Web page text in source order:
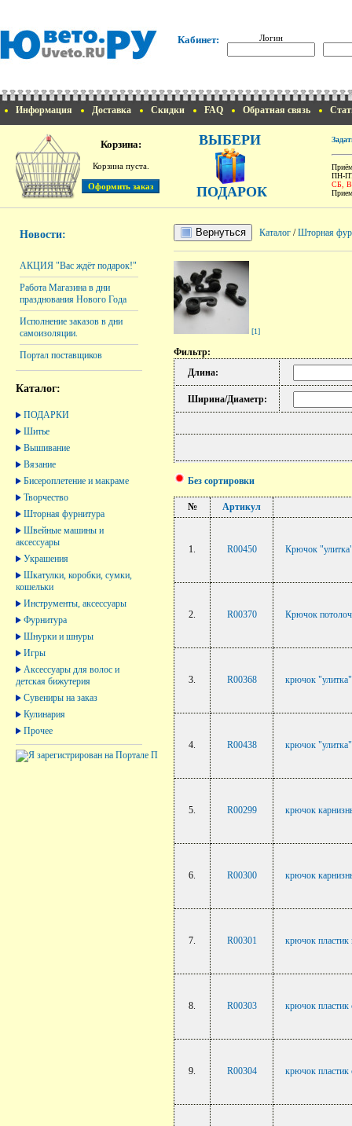
Кабинет: Логин
Информация Доставка Скидки FAQ Обратная связь
Корзина:
Корзина пуста.
ВЫБЕРИ
ПОДАРОК
ПН-
СБ,
Новости:
АКЦИЯ "Вас ждёт подарок!"
Работа Магазина в дни
празднования Нового Года
Исполнение заказов в дни
самоизоляции.
Портал поставщиков
Каталог:
ПОДАРКИ
Шитье
Вышивание
Вязание
Бисероплетение и макраме
Творчество
Шторная фурнитура
Швейные машины и
аксессуары
Украшения
Шкатулки, коробки, сумки,
кошельки
Инструменты, аксессуары
Фурнитура
Шнурки и шнуры
Игры
Аксессуары для волос и
детская бижутерия
Сувениры на заказ
Кулинария
Прочее
Вернуться Каталог /Шторная
[1]
Фильтр:
Длина:
Ширина/Диаметр:
Без сортировки
№ Артикул
1. R00450 Крючок
2. R00370 Крючок
3. R00368 крючок
4. R00438 крючок
5. R00299 крючок
6. R00300 крючок
7. R00301 крючок пластик
8. R00303 крючок
9. R00304 крючок